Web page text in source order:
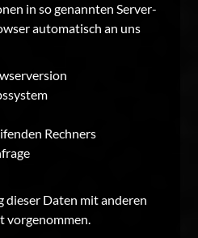
in so genannten Server-
automatisch an uns
Rechners
dieser Daten mit anderen
vorgenommen.